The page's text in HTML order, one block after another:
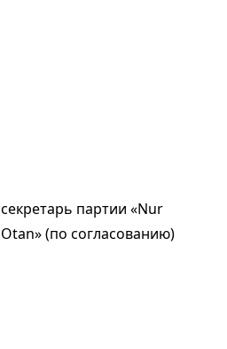
секретарь партии «Nur
Otan» (по согласованию)